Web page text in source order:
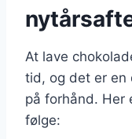
At lave
tid, og det er en
på forhånd. Her
følge: